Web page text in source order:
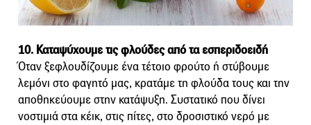
10. Καταψύχουμε τις φλούδες από τα εσπεριδοειδή
Όταν ξεφλουδίζουμε ένα τέτοιο φρούτο ή στύβουμε
λεμόνι στο φαγητό μας, κρατάμε τη φλούδα τους και την
αποθηκεύουμε στην κατάψυξη. Συστατικό που δίνει
νοστιμιά στα κέικ, στις πίτες, στο δροσιστικό νερό με